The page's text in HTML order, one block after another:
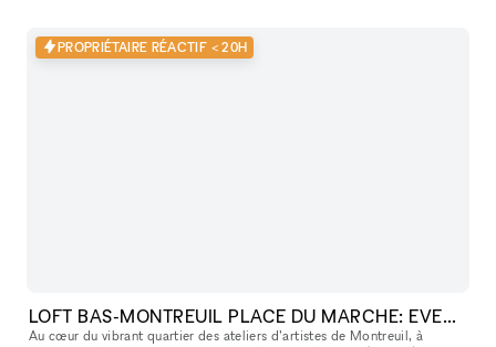
PROPRIÉTAIRE RÉACTIF < 20H
LOFT BAS-MONTREUIL PLACE DU MARCHE: EVENT EXPO SHOOTING SHOWROOM
Au cœur du vibrant quartier des ateliers d’artistes de Montreuil, à